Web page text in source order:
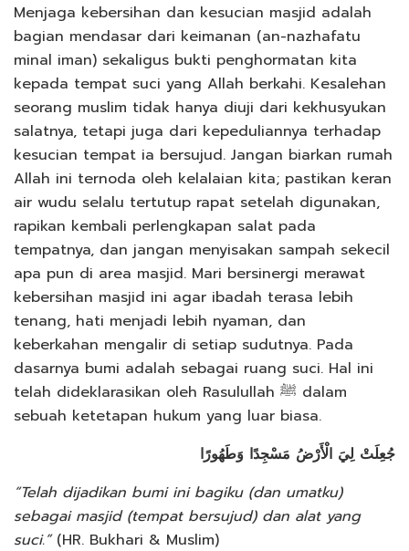
Menjaga kebersihan dan kesucian masjid adalah
bagian mendasar dari keimanan (an-nazhafatu
minal iman) sekaligus bukti penghormatan kita
kepada tempat suci yang Allah berkahi. Kesalehan
seorang muslim tidak hanya diuji dari kekhusyukan
salatnya, tetapi juga dari kepeduliannya terhadap
kesucian tempat ia bersujud. Jangan biarkan rumah
Allah ini ternoda oleh kelalaian kita; pastikan keran
air wudu selalu tertutup rapat setelah digunakan,
rapikan kembali perlengkapan salat pada
tempatnya, dan jangan menyisakan sampah sekecil
apa pun di area masjid. Mari bersinergi merawat
kebersihan masjid ini agar ibadah terasa lebih
tenang, hati menjadi lebih nyaman, dan
keberkahan mengalir di setiap sudutnya. Pada
dasarnya bumi adalah sebagai ruang suci. Hal ini
telah dideklarasikan oleh Rasulullah ﷺ dalam
sebuah ketetapan hukum yang luar biasa.
جُعِلَتْ لِيَ الْأَرْضُ مَسْجِدًا وَطَهُورًا
“Telah dijadikan bumi ini bagiku (dan umatku)
sebagai masjid (tempat bersujud) dan alat yang
suci.”(HR. Bukhari & Muslim)